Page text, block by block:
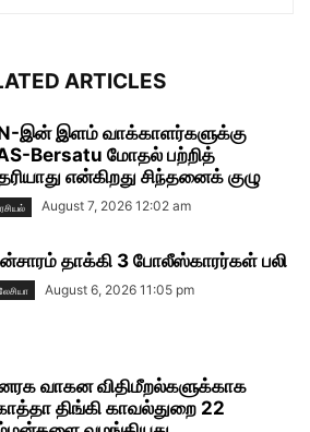
ARTICLES
இன் இளம் வாக்காளர்களுக்கு
Bersatu மோதல் பற்றித்
என்கிறது சிந்தனைக் குழு
August 7, 2026 12:02 am
தாக்கி 3 போலீஸ்காரர்கள் பலி
August 6, 2026 11:05 pm
வாகன விதிமீறல்களுக்காக
திங்கி காவல்துறை 22